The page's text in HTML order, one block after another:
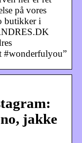
på vores
butikker i
#wonderfulyou”
jakke